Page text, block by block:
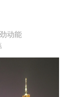
动能